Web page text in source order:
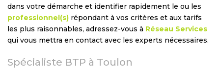
dans votre démarche et identifier rapidement le ou les
professionnel(s) répondant à vos critères et aux tarifs
les plus raisonnables, adressez-vous à Réseau Services
qui vous mettra en contact avec les experts nécessaires.
Spécialiste BTP à Toulon